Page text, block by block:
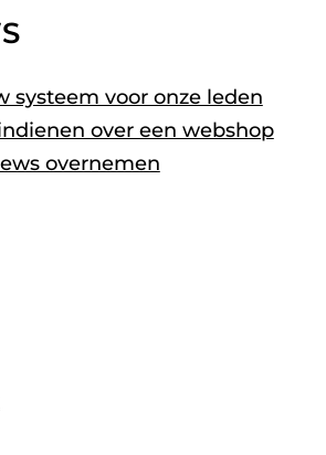
systeem voor onze leden
over een webshop
overnemen